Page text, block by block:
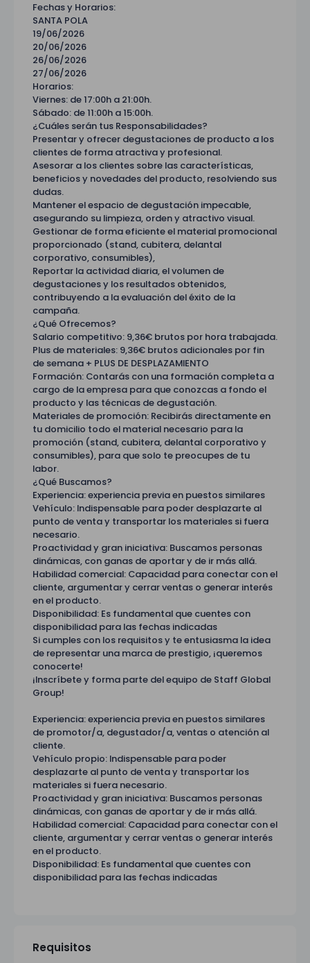
Fechas y Horarios:
SANTA POLA
19/06/2026
20/06/2026
26/06/2026
27/06/2026
Horarios:
Viernes: de 17:00h a 21:00h.
Sábado: de 11:00h a 15:00h.
¿Cuáles serán tus Responsabilidades? ‍‍
Presentar y ofrecer degustaciones de producto a los
clientes de forma atractiva y profesional.
Asesorar a los clientes sobre las características,
beneficios y novedades del producto, resolviendo sus
dudas.
Mantener el espacio de degustación impecable,
asegurando su limpieza, orden y atractivo visual.
Gestionar de forma eficiente el material promocional
proporcionado (stand, cubitera, delantal
corporativo, consumibles),
Reportar la actividad diaria, el volumen de
degustaciones y los resultados obtenidos,
contribuyendo a la evaluación del éxito de la
campaña.
¿Qué Ofrecemos?
Salario competitivo: 9,36€ brutos por hora trabajada.
Plus de materiales: 9,36€ brutos adicionales por fin
de semana + PLUS DE DESPLAZAMIENTO
Formación: Contarás con una formación completa a
cargo de la empresa para que conozcas a fondo el
producto y las técnicas de degustación.
Materiales de promoción: Recibirás directamente en
tu domicilio todo el material necesario para la
promoción (stand, cubitera, delantal corporativo y
consumibles), para que solo te preocupes de tu
labor.
¿Qué Buscamos?
Experiencia: experiencia previa en puestos similares
Vehículo: Indispensable para poder desplazarte al
punto de venta y transportar los materiales si fuera
necesario.
Proactividad y gran iniciativa: Buscamos personas
dinámicas, con ganas de aportar y de ir más allá.
Habilidad comercial: Capacidad para conectar con el
cliente, argumentar y cerrar ventas o generar interés
en el producto.
Disponibilidad: Es fundamental que cuentes con
disponibilidad para las fechas indicadas
Si cumples con los requisitos y te entusiasma la idea
de representar una marca de prestigio, ¡queremos
conocerte!
¡Inscríbete y forma parte del equipo de Staff Global
Group!
Experiencia: experiencia previa en puestos similares
de promotor/a, degustador/a, ventas o atención al
cliente.
Vehículo propio: Indispensable para poder
desplazarte al punto de venta y transportar los
materiales si fuera necesario.
Proactividad y gran iniciativa: Buscamos personas
dinámicas, con ganas de aportar y de ir más allá.
Habilidad comercial: Capacidad para conectar con el
cliente, argumentar y cerrar ventas o generar interés
en el producto.
Disponibilidad: Es fundamental que cuentes con
disponibilidad para las fechas indicadas
Requisitos